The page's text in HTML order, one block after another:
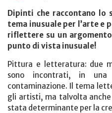
Dipinti che raccontano lo
tema inusuale per l’arte e
riflettere su un
punto di vista inusuale!
Pittura e letteratura: due
sono incontrati, in una
contaminazione. Il tema
gli artisti, ma talvolta
stata determinante per la